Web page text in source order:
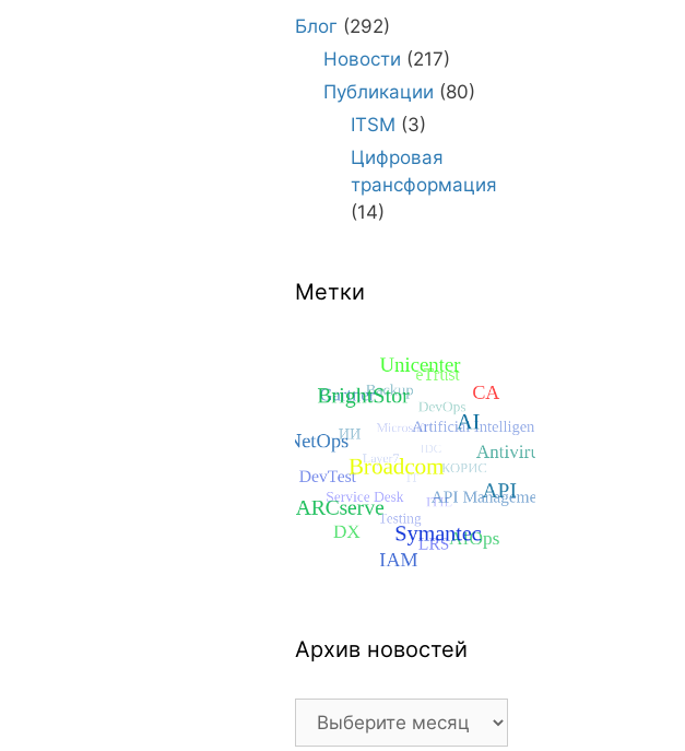
Блог (292)
Новости (217)
Публикации (80)
ITSM (3)
Цифровая
трансформация
(14)
Метки
Архив новостей
Архив
новостей